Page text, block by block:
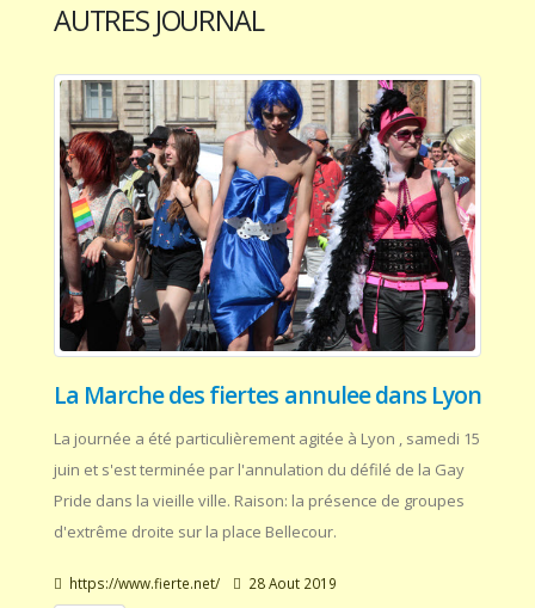
AUTRES JOURNAL
La Marche des fiertes annulee dans Lyon
La journée a été particulièrement agitée à Lyon , samedi 15
juin et s'est terminée par l'annulation du défilé de la Gay
Pride dans la vieille ville. Raison: la présence de groupes
d'extrême droite sur la place Bellecour.
https://www.fierte.net/ 28 Aout 2019